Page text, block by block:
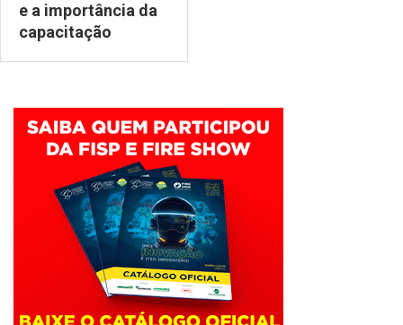
e a importância da
capacitação